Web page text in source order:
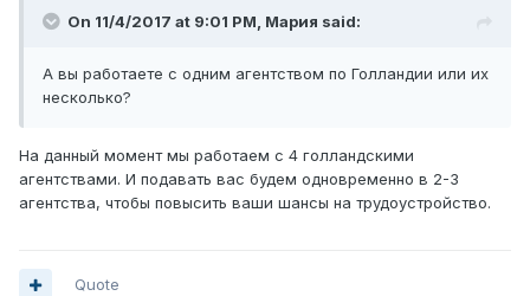
On 11/4/2017 at 9:01 PM, Мария said:
А вы работаете с одним агентством по Голландии или их
несколько?
На данный момент мы работаем с 4 голландскими
агентствами. И подавать вас будем одновременно в 2-3
агентства, чтобы повысить ваши шансы на трудоустройство.
Quote